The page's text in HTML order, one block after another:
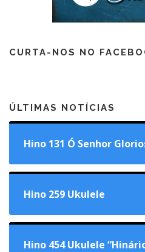
CURTA-NOS NO
ÚLTIMAS NOTÍCIAS
Hino 131 Ó Senhor
Hino 259 Ukulele
Hino 454 Ukulele